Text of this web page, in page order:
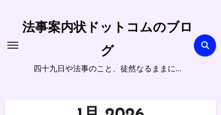
法事案内状ドットコムのブロ
グ
四十九日や法事のこと、徒然なるままに...